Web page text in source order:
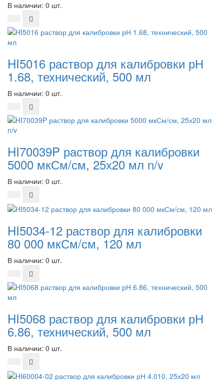
В наличии: 0 шт.
HI5016 раствор для калибровки рН
1.68, технический, 500 мл
В наличии: 0 шт.
HI70039P раствор для калибровки
5000 мкСм/см, 25х20 мл n/v
В наличии: 0 шт.
HI5034-12 раствор для калибровки
80 000 мкСм/см, 120 мл
В наличии: 0 шт.
HI5068 раствор для калибровки рН
6.86, технический, 500 мл
В наличии: 0 шт.